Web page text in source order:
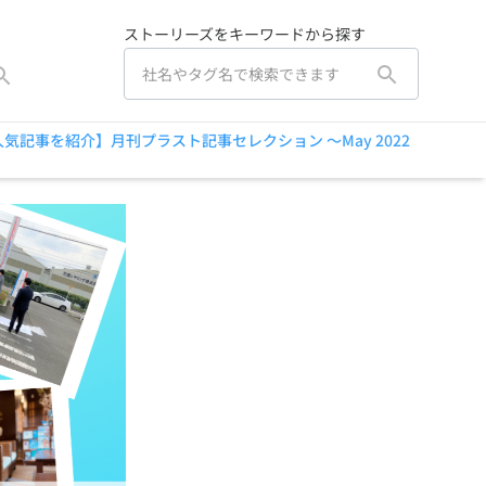
ストーリーズをキーワードから探す
記事を紹介】月刊プラスト記事セレクション ～May 2022